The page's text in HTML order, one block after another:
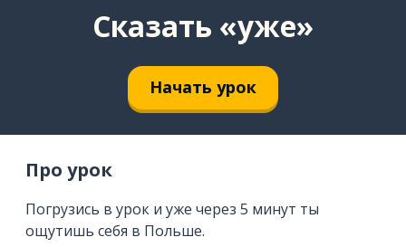
Сказать «уже»
Начать урок
Про урок
Погрузись в урок и уже через 5 минут ты
ощутишь себя в Польше.